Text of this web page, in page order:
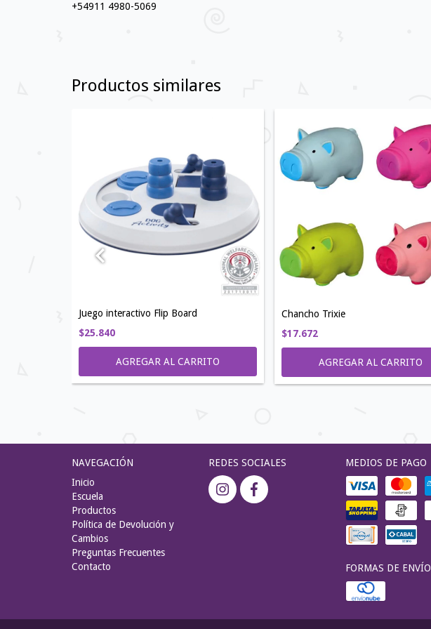
+54911 4980-5069
Productos similares
Juego interactivo Flip Board
$25.840
Chancho Trixie
$17.672
AGREGAR AL CARRITO
NAVEGACIÓN
Inicio
Escuela
Productos
Política de Devolución y
Cambios
Preguntas Frecuentes
Contacto
REDES SOCIALES MEDIOS DE PAGO
FORMAS DE ENVÍO